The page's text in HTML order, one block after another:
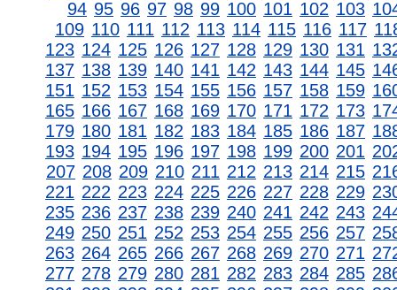
94 95 96 97 98 99 100 101 102 103
109 110 111 112 113 114 115 116 117
123 124 125 126 127 128 129 130 131
137 138 139 140 141 142 143 144 145
151 152 153 154 155 156 157 158 159
165 166 167 168 169 170 171 172 173
179 180 181 182 183 184 185 186 187
193 194 195 196 197 198 199 200 201
207 208 209 210 211 212 213 214 215
221 222 223 224 225 226 227 228 229
235 236 237 238 239 240 241 242 243
249 250 251 252 253 254 255 256 257
263 264 265 266 267 268 269 270 271
277 278 279 280 281 282 283 284 285